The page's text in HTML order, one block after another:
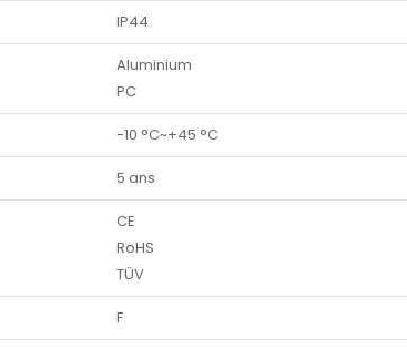
IP44
Aluminium
PC
-10 °C~+45 °C
5 ans
CE
RoHS
TÜV
F